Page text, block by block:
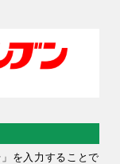
を入力することで